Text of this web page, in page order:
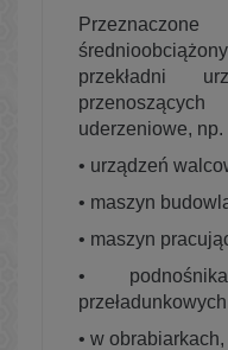
przekładni
uderzeniowe, np.
• urządzeń
• maszyn
• maszyn
•
• w obrabiarkach,